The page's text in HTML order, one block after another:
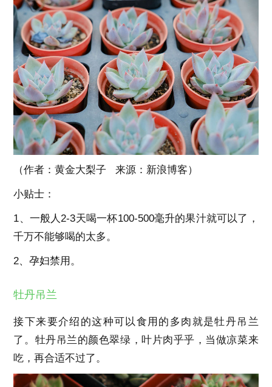
（作者：黄金大梨子 来源：新浪博客）
小贴士：
1、一般人2-3天喝一杯100-500毫升的果汁就可以了，
千万不能够喝的太多。
2、孕妇禁用。
牡丹吊兰
接下来要介绍的这种可以食用的多肉就是牡丹吊兰
了。牡丹吊兰的颜色翠绿，叶片肉乎乎，当做凉菜来
吃，再合适不过了。